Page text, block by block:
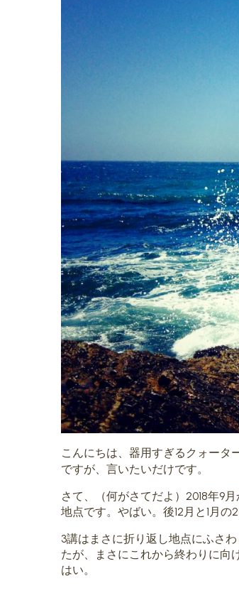
こんにちは、器用すぎるクォータ
ですが、言いたいだけです。
さて、（何がさてだよ）2018年9
地点です。やばい。後12月と1月の
3講はまさに折り返し地点にふさ
たが、まさにこれから終わりに向
はい。